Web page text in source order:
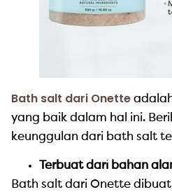
Bath salt dari Onette
yang baik dalam hal ini.
keunggulan dari bath salt
Terbuat dari bahan
Bath salt dari Onette